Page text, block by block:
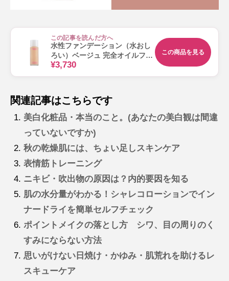
この記事を読んだ方へ
水性ファンデーション（水おし
ろい）ベージュ 完全オイルフリ
ー 敏感肌向け ニキビ 肌荒れ メ
イク ノンアルコール 30mL
¥3,730
この商品を見る
関連記事はこちらです
美白化粧品・本当のこと。(あなたの美白観は間違
っていないですか)
秋の乾燥肌には、ちょい足しスキンケア
表情筋トレーニング
ニキビ・吹出物の原因は？内的要因を知る
肌の水分量がわかる！シャレコローションでイン
ナードライを簡単セルフチェック
ポイントメイクの落とし方 シワ、目の周りのく
すみにならない方法
思いがけない日焼け・かゆみ・肌荒れを助けるレ
スキューケア